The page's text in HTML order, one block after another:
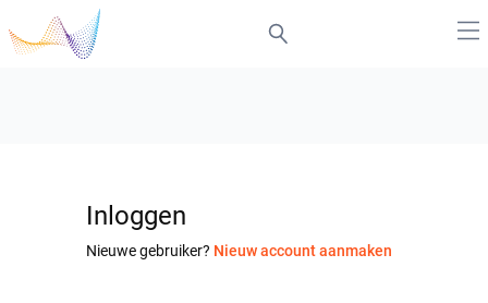
Inloggen
Nieuwe gebruiker? Nieuw account aanmaken